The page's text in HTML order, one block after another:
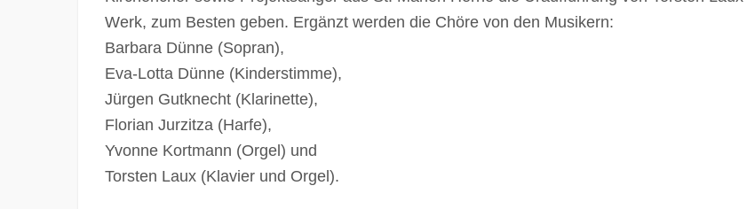
Werk, zum Besten geben. Ergänzt werden die Chöre von den Musikern:
Barbara Dünne (Sopran),
Eva-Lotta Dünne (Kinderstimme),
Jürgen Gutknecht (Klarinette),
Florian Jurzitza (Harfe),
Yvonne Kortmann (Orgel) und
Torsten Laux (Klavier und Orgel).